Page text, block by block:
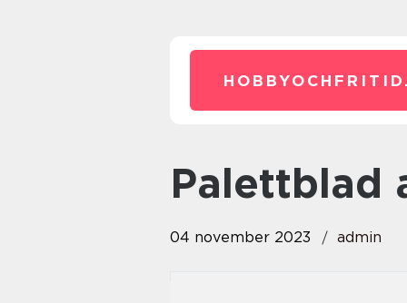
palettblad
04 november 2023 admin